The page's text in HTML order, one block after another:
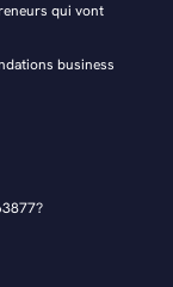
qui vont
business